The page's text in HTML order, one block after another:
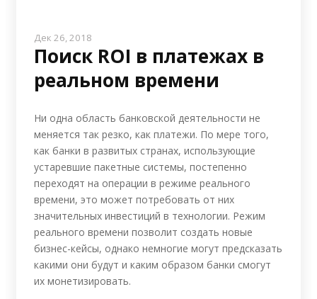
Дек 26, 2018
Поиск ROI в платежах в
реальном времени
Ни одна область банковской деятельности не
меняется так резко, как платежи. По мере того,
как банки в развитых странах, использующие
устаревшие пакетные системы, постепенно
переходят на операции в режиме реального
времени, это может потребовать от них
значительных инвестиций в технологии. Режим
реального времени позволит создать новые
бизнес-кейсы, однако немногие могут предсказать
какими они будут и каким образом банки смогут
их монетизировать.